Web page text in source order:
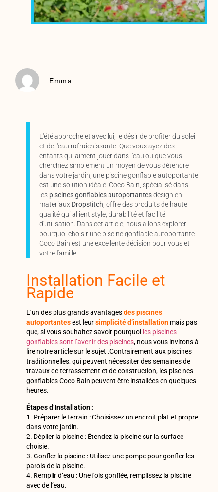
Emma
L'été approche et avec lui, le désir de profiter du soleil
et de l'eau rafraîchissante. Que vous ayez des
enfants qui aiment jouer dans l'eau ou que vous
cherchiez simplement un moyen de vous détendre
dans votre jardin, une piscine gonflable autoportante
est une solution idéale. Coco Bain, spécialisé dans
les piscines gonflables autoportantesdesign en
matériaux Dropstitch, offre des produits de haute
qualité qui allient style, durabilité et facilité
d'utilisation. Dans cet article, nous allons explorer
pourquoi choisir une piscine gonflable autoportante
Coco Bain est une excellente décision pour vous et
votre famille.
Installation Facile et
Rapide
L’un des plus grands avantagesdes piscines
autoportantesest leursimplicitéd’installation mais pas
que, si vous souhaitez savoir pourquoi les piscines
gonflables sont l’avenir des piscines, nous vous invitons à
lire notre article sur le sujet .Contrairement aux piscines
traditionnelles, qui peuvent nécessiter des semaines de
travaux de terrassement et de construction, les piscines
gonflables Coco Bain peuvent être installées en quelques
heures.
Étapes d’Installation :
1. Préparer le terrain : Choisissez un endroit plat et propre
dans votre jardin.
2. Déplier la piscine : Étendez la piscine sur la surface
choisie.
3. Gonfler la piscine : Utilisez une pompe pour gonfler les
parois de la piscine.
4. Remplir d’eau : Une fois gonflée, remplissez la piscine
avec de l’eau.